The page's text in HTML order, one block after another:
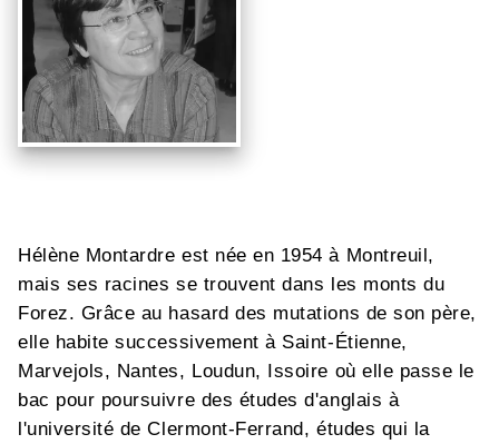
Hélène Montardre est née en 1954 à Montreuil,
mais ses racines se trouvent dans les monts du
Forez. Grâce au hasard des mutations de son père,
elle habite successivement à Saint-Étienne,
Marvejols, Nantes, Loudun, Issoire où elle passe le
bac pour poursuivre des études d'anglais à
l'université de Clermont-Ferrand, études qui la